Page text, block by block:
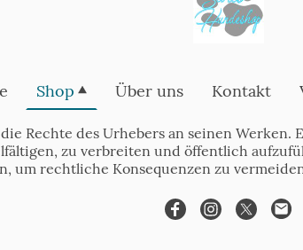
Shop Über uns Kontakt
Rechte des Urhebers an seinen Werken.
zu verbreiten und öffentlich
um rechtliche Konsequenzen zu